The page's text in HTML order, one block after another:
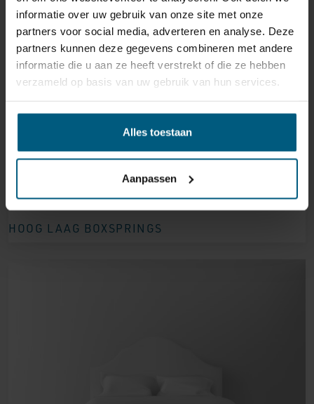
informatie over uw gebruik van onze site met onze
partners voor social media, adverteren en analyse. Deze
partners kunnen deze gegevens combineren met andere
informatie die u aan ze heeft verstrekt of die ze hebben
verzameld op basis van uw gebruik van hun services.
Alles toestaan
Aanpassen
HOOG LAAG BOXSPRINGS